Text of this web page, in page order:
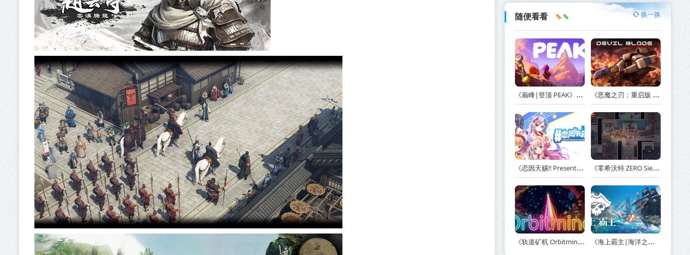
随便看看 换一换
《巅峰|登顶 PEAK》v1.47.a【单机+联机】丨中文版网盘下载 《恶魔之刃：重启版 DEVIL BLADE REBOOT》v1.2.4-免安装中文版丨中文版网盘下载
《恋因天赐!! Present From Angel Template!! An Angel's Gift》Build.23930554-免安装中文版丨中文版网盘下载 《零希沃特 ZERO Sievert》v1.2.59-免安装中文版丨中文版网盘下载
《轨道矿机 Orbitmine》Build.24135737-免安装中文版丨中文版网盘下载 《海上霸主|海洋之王|七海之王 King of Seas》v1.20-免安装中文版丨中文版网盘下载